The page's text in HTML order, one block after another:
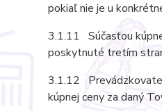
pokiaľ nie je u
3.1.11 Súčasťou
poskytnuté tretím
3.1.12
kúpnej ceny za daný